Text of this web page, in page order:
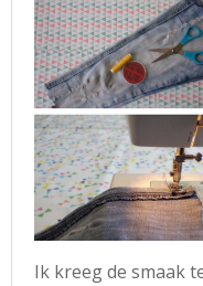
Ik kreeg de smaak